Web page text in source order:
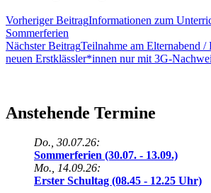
Vorheriger BeitragInformationen zum
Sommerferien
Nächster BeitragTeilnahme am Elternabend /
neuen Erstklässler*innen nur mit 3G-
Anstehende Termine
Do., 30.07.26:
Sommerferien (30.07. - 13.09.)
Mo., 14.09.26:
Erster Schultag (08.45 - 12.25 Uhr)